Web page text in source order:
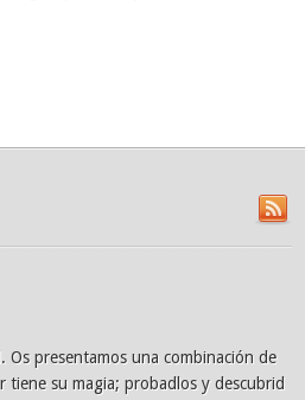
Os presentamos una combinación de
tiene su magia; probadlos y descubrid